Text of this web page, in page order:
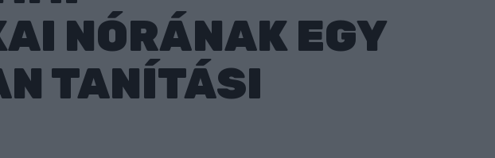
NÓRÁNAK EGY
TANÍTÁSI